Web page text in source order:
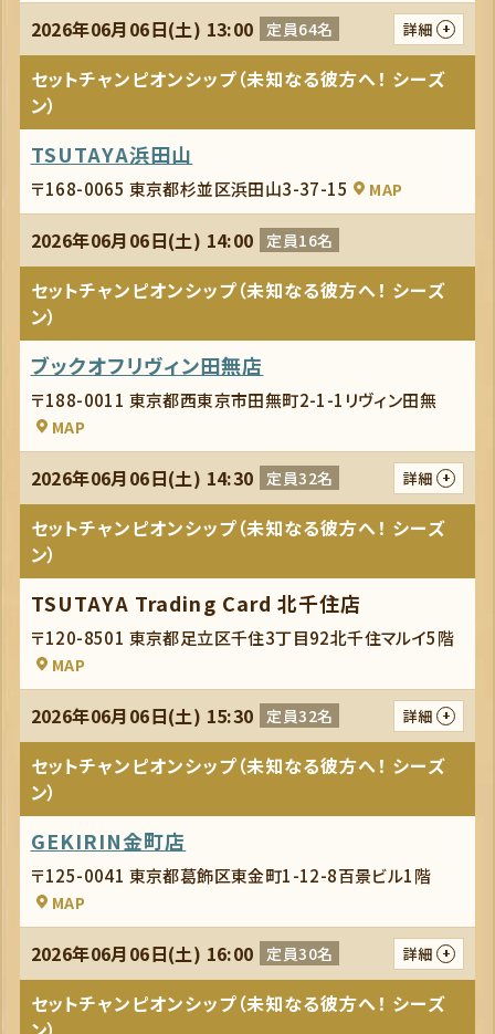
2026年06月06日(土) 13:00 定員64名 詳細
セットチャンピオンシップ（未知なる彼方へ！ シーズ
ン）
TSUTAYA浜田山
〒168-0065 東京都杉並区浜田山3-37-15 MAP
2026年06月06日(土) 14:00 定員16名
セットチャンピオンシップ（未知なる彼方へ！ シーズ
ン）
ブックオフリヴィン田無店
〒188-0011 東京都西東京市田無町2-1-1リヴィン田無
MAP
2026年06月06日(土) 14:30 定員32名 詳細
セットチャンピオンシップ（未知なる彼方へ！ シーズ
ン）
TSUTAYA Trading Card 北千住店
〒120-8501 東京都足立区千住3丁目92北千住マルイ5階
MAP
2026年06月06日(土) 15:30 定員32名 詳細
セットチャンピオンシップ（未知なる彼方へ！ シーズ
ン）
GEKIRIN金町店
〒125-0041 東京都葛飾区東金町1-12-8百景ビル1階
MAP
2026年06月06日(土) 16:00 定員30名 詳細
セットチャンピオンシップ（未知なる彼方へ！ シーズ